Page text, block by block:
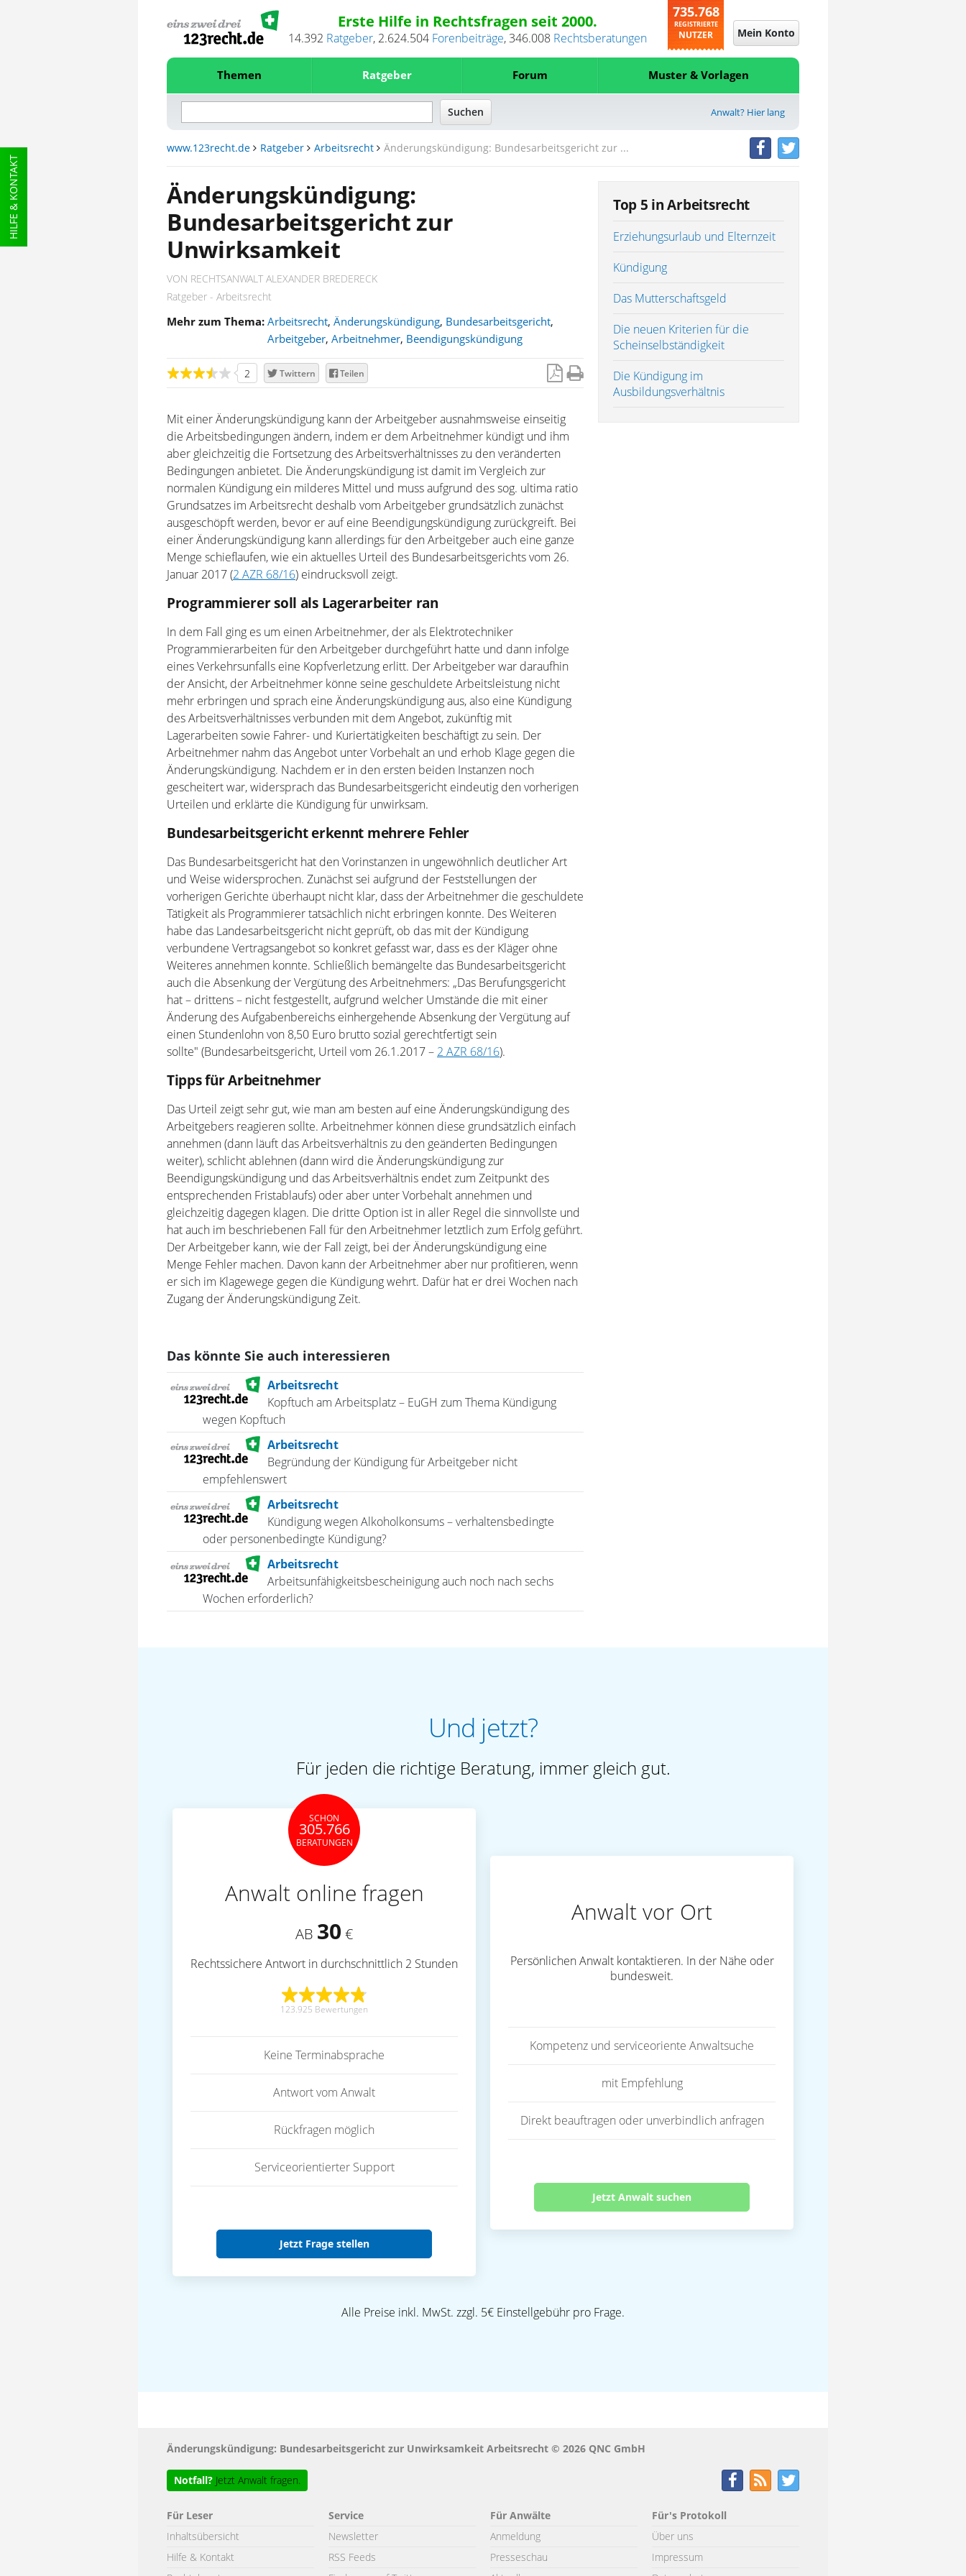
HILFE & KONTAKT
Erste Hilfe in Rechtsfragen seit 2000.
14.392 Ratgeber, 2.624.504 Forenbeiträge,346.008 Rechtsberatungen
735.768
REGISTRIERTE
NUTZER Mein Konto
Themen Ratgeber Forum Muster & Vorlagen
Anwalt? Hier lang
www.123recht.de Ratgeber Arbeitsrecht Änderungskündigung: Bundesarbeitsgericht zur ...
Änderungskündigung:
Bundesarbeitsgericht zur
Unwirksamkeit
VON RECHTSANWALT ALEXANDER BREDERECK
Ratgeber - Arbeitsrecht
Mehr zum Thema: Arbeitsrecht, Änderungskündigung, Bundesarbeitsgericht,
Arbeitgeber, Arbeitnehmer, Beendigungskündigung
2 Twittern Teilen
Mit einer Änderungskündigung kann der Arbeitgeber ausnahmsweise einseitig
die Arbeitsbedingungen ändern, indem er dem Arbeitnehmer kündigt und ihm
aber gleichzeitig die Fortsetzung des Arbeitsverhältnisses zu den veränderten
Bedingungen anbietet. Die Änderungskündigung ist damit im Vergleich zur
normalen Kündigung ein milderes Mittel und muss aufgrund des sog. ultima ratio
Grundsatzes im Arbeitsrecht deshalb vom Arbeitgeber grundsätzlich zunächst
ausgeschöpft werden, bevor er auf eine Beendigungskündigung zurückgreift. Bei
einer Änderungskündigung kann allerdings für den Arbeitgeber auch eine ganze
Menge schieflaufen, wie ein aktuelles Urteil des Bundesarbeitsgerichts vom 26.
Januar 2017 (2 AZR 68/16) eindrucksvoll zeigt.
Programmierer soll als Lagerarbeiter ran
In dem Fall ging es um einen Arbeitnehmer, der als Elektrotechniker
Programmierarbeiten für den Arbeitgeber durchgeführt hatte und dann infolge
eines Verkehrsunfalls eine Kopfverletzung erlitt. Der Arbeitgeber war daraufhin
der Ansicht, der Arbeitnehmer könne seine geschuldete Arbeitsleistung nicht
mehr erbringen und sprach eine Änderungskündigung aus, also eine Kündigung
des Arbeitsverhältnisses verbunden mit dem Angebot, zukünftig mit
Lagerarbeiten sowie Fahrer- und Kuriertätigkeiten beschäftigt zu sein. Der
Arbeitnehmer nahm das Angebot unter Vorbehalt an und erhob Klage gegen die
Änderungskündigung. Nachdem er in den ersten beiden Instanzen noch
gescheitert war, widersprach das Bundesarbeitsgericht eindeutig den vorherigen
Urteilen und erklärte die Kündigung für unwirksam.
Bundesarbeitsgericht erkennt mehrere Fehler
Das Bundesarbeitsgericht hat den Vorinstanzen in ungewöhnlich deutlicher Art
und Weise widersprochen. Zunächst sei aufgrund der Feststellungen der
vorherigen Gerichte überhaupt nicht klar, dass der Arbeitnehmer die geschuldete
Tätigkeit als Programmierer tatsächlich nicht erbringen konnte. Des Weiteren
habe das Landesarbeitsgericht nicht geprüft, ob das mit der Kündigung
verbundene Vertragsangebot so konkret gefasst war, dass es der Kläger ohne
Weiteres annehmen konnte. Schließlich bemängelte das Bundesarbeitsgericht
auch die Absenkung der Vergütung des Arbeitnehmers: „Das Berufungsgericht
hat – drittens – nicht festgestellt, aufgrund welcher Umstände die mit einer
Änderung des Aufgabenbereichs einhergehende Absenkung der Vergütung auf
einen Stundenlohn von 8,50 Euro brutto sozial gerechtfertigt sein
sollte" (Bundesarbeitsgericht, Urteil vom 26.1.2017 – 2 AZR 68/16).
Tipps für Arbeitnehmer
Das Urteil zeigt sehr gut, wie man am besten auf eine Änderungskündigung des
Arbeitgebers reagieren sollte. Arbeitnehmer können diese grundsätzlich einfach
annehmen (dann läuft das Arbeitsverhältnis zu den geänderten Bedingungen
weiter), schlicht ablehnen (dann wird die Änderungskündigung zur
Beendigungskündigung und das Arbeitsverhältnis endet zum Zeitpunkt des
entsprechenden Fristablaufs) oder aber unter Vorbehalt annehmen und
gleichzeitig dagegen klagen. Die dritte Option ist in aller Regel die sinnvollste und
hat auch im beschriebenen Fall für den Arbeitnehmer letztlich zum Erfolg geführt.
Der Arbeitgeber kann, wie der Fall zeigt, bei der Änderungskündigung eine
Menge Fehler machen. Davon kann der Arbeitnehmer aber nur profitieren, wenn
er sich im Klagewege gegen die Kündigung wehrt. Dafür hat er drei Wochen nach
Zugang der Änderungskündigung Zeit.
Das könnte Sie auch interessieren
Arbeitsrecht
Kopftuch am Arbeitsplatz – EuGH zum Thema Kündigung
wegen Kopftuch
Arbeitsrecht
Begründung der Kündigung für Arbeitgeber nicht
empfehlenswert
Arbeitsrecht
Kündigung wegen Alkoholkonsums – verhaltensbedingte
oder personenbedingte Kündigung?
Arbeitsrecht
Arbeitsunfähigkeitsbescheinigung auch noch nach sechs
Wochen erforderlich?
Top 5 in Arbeitsrecht
Erziehungsurlaub und Elternzeit
Kündigung
Das Mutterschaftsgeld
Die neuen Kriterien für die
Scheinselbständigkeit
Die Kündigung im
Ausbildungsverhältnis
Und jetzt?
Für jeden die richtige Beratung, immer gleich gut.
SCHON
305.766
BERATUNGEN
Anwalt online fragen
AB 30 €
Rechtssichere Antwort in durchschnittlich 2 Stunden
123.925 Bewertungen
Keine Terminabsprache
Antwort vom Anwalt
Rückfragen möglich
Serviceorientierter Support
Jetzt Frage stellen
Anwalt vor Ort
Persönlichen Anwalt kontaktieren. In der Nähe oder
bundesweit.
Kompetenz und serviceoriente Anwaltsuche
mit Empfehlung
Direkt beauftragen oder unverbindlich anfragen
Jetzt Anwalt suchen
Alle Preise inkl. MwSt. zzgl. 5€ Einstellgebühr pro Frage.
Änderungskündigung: Bundesarbeitsgericht zur Unwirksamkeit Arbeitsrecht © 2026 QNC GmbH
Notfall? Jetzt Anwalt fragen.
Für Leser
Inhaltsübersicht
Hilfe & Kontakt
Service
Newsletter
RSS Feeds
Für Anwälte
Anmeldung
Presseschau
Für's Protokoll
Über uns
Impressum